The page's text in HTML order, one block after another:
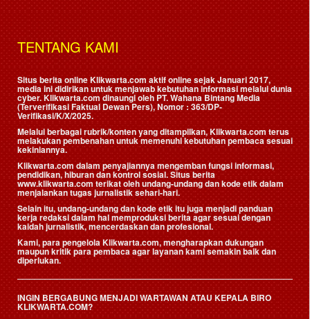
TENTANG KAMI
Situs berita online Klikwarta.com aktif online sejak Januari 2017,
media ini didirikan untuk menjawab kebutuhan informasi melalui dunia
cyber. Klikwarta.com dinaungi oleh PT. Wahana Bintang Media
(Terverifikasi Faktual Dewan Pers), Nomor : 363/DP-
Verifikasi/K/X/2025.
Melalui berbagai rubrik/konten yang ditampilkan, Klikwarta.com terus
melakukan pembenahan untuk memenuhi kebutuhan pembaca sesuai
kekiniannya.
Klikwarta.com dalam penyajiannya mengemban fungsi informasi,
pendidikan, hiburan dan kontrol sosial. Situs berita
www.klikwarta.com terikat oleh undang-undang dan kode etik dalam
menjalankan tugas jurnalistik sehari-hari.
Selain itu, undang-undang dan kode etik itu juga menjadi panduan
kerja redaksi dalam hal memproduksi berita agar sesuai dengan
kaidah jurnalistik, mencerdaskan dan profesional.
Kami, para pengelola Klikwarta.com, mengharapkan dukungan
maupun kritik para pembaca agar layanan kami semakin baik dan
diperlukan.
INGIN BERGABUNG MENJADI WARTAWAN ATAU KEPALA BIRO
KLIKWARTA.COM?